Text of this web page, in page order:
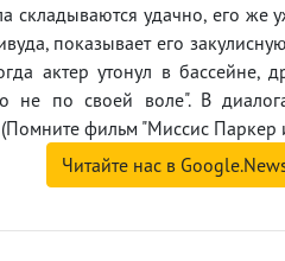
складываются удачно, его же
показывает его
актер утонул в бассейне,
не по своей воле". В
фильм "Миссис Паркер
Читайте нас в